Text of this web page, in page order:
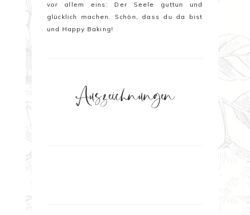
vor allem eins: Der Seele guttun und
glücklich machen . Schön, dass du da bist
und Happy Baking!
Auszeichnungen